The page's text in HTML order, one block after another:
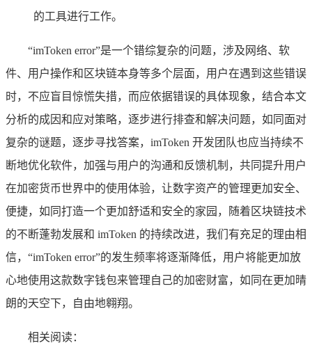
的工具进行工作。
“imToken error”是一个错综复杂的问题，涉及网络、软
件、用户操作和区块链本身等多个层面，用户在遇到这些错误
时，不应盲目惊慌失措，而应依据错误的具体现象，结合本文
分析的成因和应对策略，逐步进行排查和解决问题，如同面对
复杂的谜题，逐步寻找答案，imToken 开发团队也应当持续不
断地优化软件，加强与用户的沟通和反馈机制，共同提升用户
在加密货币世界中的使用体验，让数字资产的管理更加安全、
便捷，如同打造一个更加舒适和安全的家园，随着区块链技术
的不断蓬勃发展和 imToken 的持续改进，我们有充足的理由相
信，“imToken error”的发生频率将逐渐降低，用户将能更加放
心地使用这款数字钱包来管理自己的加密财富，如同在更加晴
朗的天空下，自由地翱翔。
相关阅读：